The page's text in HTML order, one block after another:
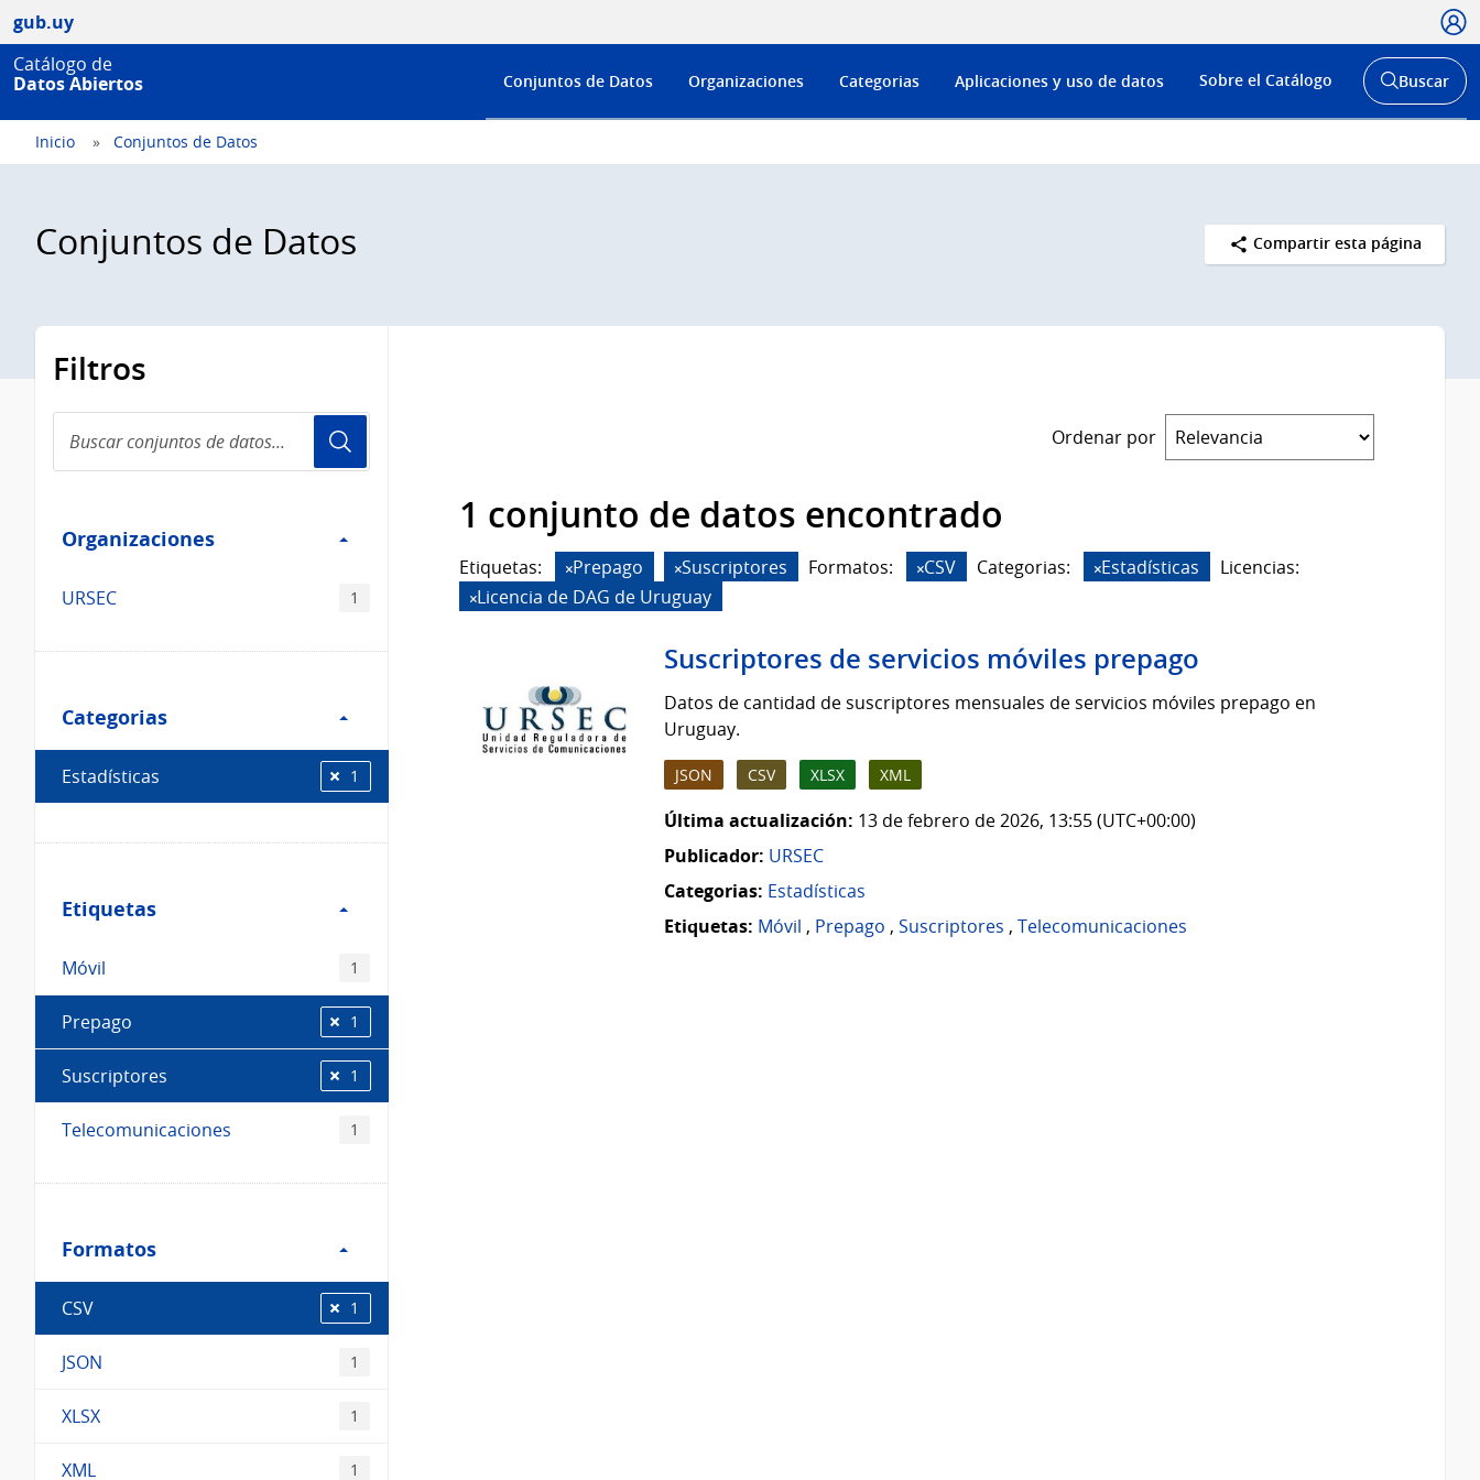
gub.uy
Catálogo de
Datos Abiertos
Menú
de
Conjuntos de Datos Organizaciones Categorias Aplicaciones y uso de datos Sobre el Catálogo
Abrir
buscador
Buscar
Inicio Conjuntos de Datos
Conjuntos de Datos Compartir esta página
Filtros
conjuntos
de
Organizaciones
Organizaciones
URSEC 1
Categorias
Categorias
Estadísticas 1
Etiquetas
Etiquetas
Móvil 1
Prepago 1
Suscriptores 1
Telecomunicaciones 1
Formatos
Formatos
CSV 1
JSON 1
XLSX 1
XML 1
Ordenar por
1 conjunto de datos encontrado
Etiquetas: Prepago Suscriptores Formatos: CSV Categorias: Estadísticas
Licencias:
Licencia de DAG de Uruguay
Suscriptores de servicios móviles prepago
Datos de cantidad de suscriptores mensuales de servicios móviles prepago en
Uruguay.
JSON CSV XLSX XML
Última actualización: 13 de febrero de 2026, 13:55 (UTC+00:00)
Publicador: URSEC
Categorias: Estadísticas
Etiquetas: Móvil , Prepago , Suscriptores , Telecomunicaciones